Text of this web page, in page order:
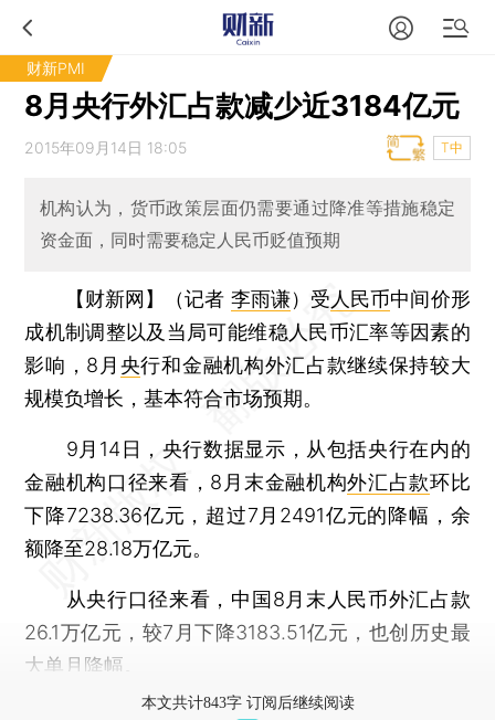
财新PMI
8月央行外汇占款减少近3184亿元
2015年09月14日 18:05 T中
机构认为，货币政策层面仍需要通过降准等措施稳定
资金面，同时需要稳定人民币贬值预期
【财新网】（记者 李雨谦） 受 人民币中间价形
成机制调整以及当局可能维稳人民币汇率等因素的
影响，8月 央行和金融机构外汇占款继续保持较大
规模负增长，基本符合市场预期。
9月14日，央行数据显示，从包括央行在内的
金融机构口径来看，8月末金融机构外汇占款环比
下降7238.36亿元，超过7月2491亿元的降幅，余
额降至28.18万亿元。
从央行口径来看，中国8月末人民币外汇占款
26.1万亿元，较7月下降3183.51亿元，也创历史最
大单月降幅。
本文共计843字 订阅后继续阅读